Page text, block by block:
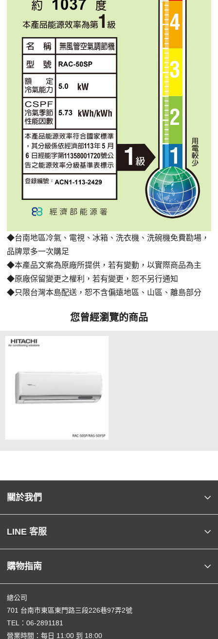
◆台南地區冷氣、電視、冰箱、洗衣機、洗碗機免費勘場 ，
品牌眾多一次購足
◆本產品文案為原廠所提供，若有變動，以實際商品為主
◆原廠保留變更之權利，若有變更，恕不另行通知
◆只限台灣本島配送，恕不含偏遠地區、山區、離島部分
您曾經瀏覽的商品
關於我們
LINE 客服
購物指南
總公司
701 台南市東區東門路三段226巷97弄2號
TEL： 06-2891181
營業時間：每日 11:00 到 18:00